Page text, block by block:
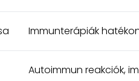
Immunterápiák
Autoimmun reakciók,